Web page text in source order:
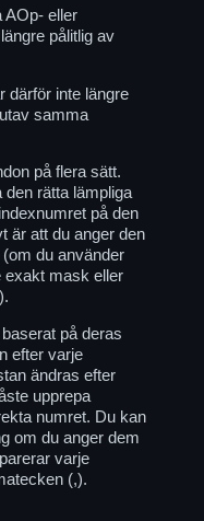
AOp- eller
pålitlig av
därför inte längre
samma
på flera sätt.
den rätta lämpliga
på den
är att du anger den
du använder
exakt mask eller
på deras
efter varje
ändras efter
upprepa
numret. Du kan
om du anger dem
varje
(,).